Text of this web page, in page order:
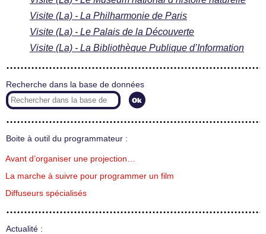
Visite (La) - La Philharmonie de Paris
Visite (La) - Le Palais de la Découverte
Visite (La) - La Bibliothèque Publique d’Information
Recherche dans la base de données
Boite à outil du programmateur :
Avant d’organiser une projection…
La marche à suivre pour programmer un film
Diffuseurs spécialisés
Actualité :